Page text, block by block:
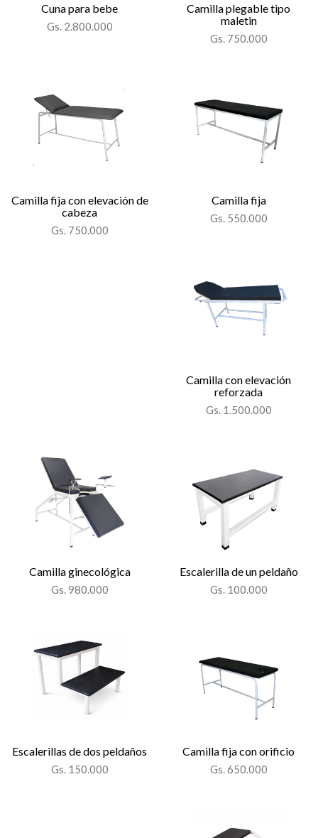
Cuna para bebe
Gs. 2.800.000
Camilla plegable tipo
maletin
Gs. 750.000
Camilla fija con elevación de
cabeza
Gs. 750.000
Camilla fija
Gs. 550.000
Camilla con elevación
reforzada
Gs. 1.500.000
Camilla ginecológica
Gs. 980.000
Escalerilla de un peldaño
Gs. 100.000
Escalerillas de dos peldaños
Gs. 150.000
Camilla fija con orificio
Gs. 650.000